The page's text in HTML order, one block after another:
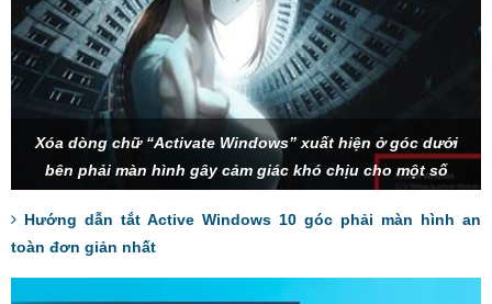
Xóa dòng chữ “Activate Windows” xuất hiện ở góc dưới
bên phải màn hình gây cảm giác khó chịu cho một số
Hướng dẫn tắt Active Windows 10 góc phải màn hình an
toàn đơn giản nhất